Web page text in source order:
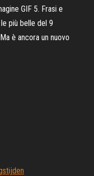
GIF 5. Frasi e
più belle del 9
è ancora un nuovo